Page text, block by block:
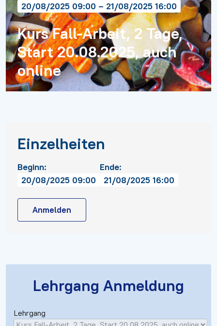
20/08/2025 09:00 – 21/08/2025 16:00
Kurs Fall-Arbeit, 2 Tage,
Start 20.08.2025, auch
online
Einzelheiten
Beginn:
20/08/2025 09:00
Ende:
21/08/2025 16:00
Anmelden
Lehrgang Anmeldung
Lehrgang